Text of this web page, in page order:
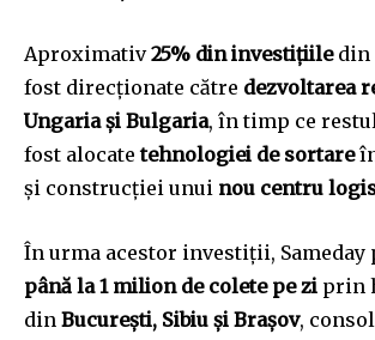
Aproximativ25% din investițiiledin
fost direcționate către dezvoltarea
Ungaria și Bulgaria, în timp ce
fost alocatetehnologiei de sortare
și construcției unui nou centru
În urma acestor investiții, Sameday
până la 1 milion de colete pe zi prin
din București, Sibiu și Brașov,